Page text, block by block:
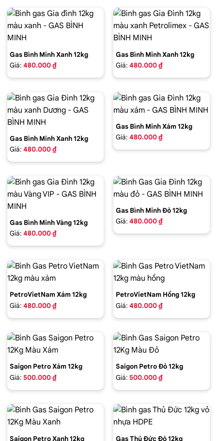
Gas Bình Minh Xanh 12kg
Giá: 480.000 ₫
Gas Bình Minh Xanh 12kg
Giá: 480.000 ₫
Gas Bình Minh Xanh 12kg
Giá: 480.000 ₫
Gas Bình Minh Xám 12kg
Giá: 480.000 ₫
Gas Bình Minh Vàng 12kg
Giá: 480.000 ₫
Gas Bình Minh Đỏ 12kg
Giá: 480.000 ₫
PetroVietNam Xám 12kg
Giá: 480.000 ₫
PetroVietNam Hồng 12kg
Giá: 480.000 ₫
Saigon Petro Xám 12kg
Giá: 500.000 ₫
Saigon Petro Đỏ 12kg
Giá: 500.000 ₫
Saigon Petro Xanh 12kg Gas Thủ Đức Đỏ 12kg